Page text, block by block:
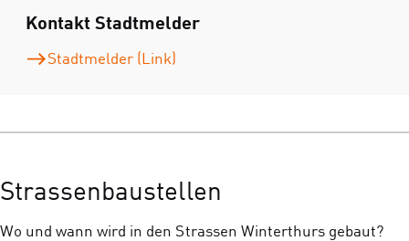
Kontakt Stadtmelder
Stadtmelder (Link)
Strassenbaustellen
Wo und wann wird in den Strassen Winterthurs gebaut?